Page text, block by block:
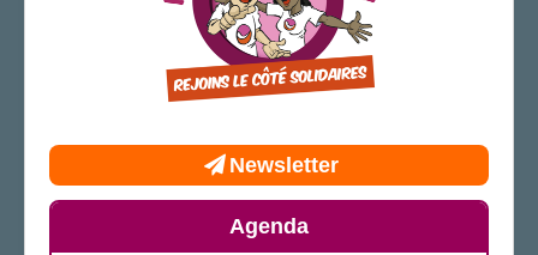
Newsletter
Agenda